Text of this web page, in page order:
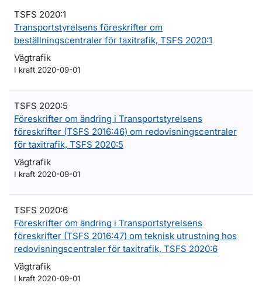
TSFS 2020:1
Transportstyrelsens föreskrifter om
beställningscentraler för taxitrafik, TSFS 2020:1
Vägtrafik
I kraft 2020-09-01
TSFS 2020:5
Föreskrifter om ändring i Transportstyrelsens
föreskrifter (TSFS 2016:46) om redovisningscentraler
för taxitrafik, TSFS 2020:5
Vägtrafik
I kraft 2020-09-01
TSFS 2020:6
Föreskrifter om ändring i Transportstyrelsens
föreskrifter (TSFS 2016:47) om teknisk utrustning hos
redovisningscentraler för taxitrafik, TSFS 2020:6
Vägtrafik
I kraft 2020-09-01